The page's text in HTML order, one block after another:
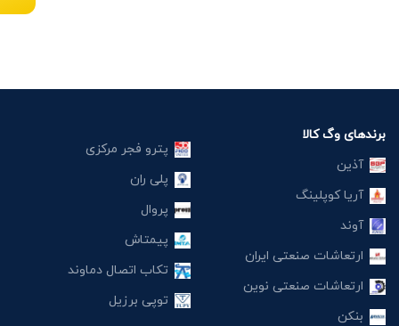
برندهای وگ کالا
آذین
آریا کوپلینگ
آوند
ارتعاشات صنعتی ایران
ارتعاشات صنعتی نوین
بنکن
پترو فجر مرکزی
پلی ران
پروال
پیمتاش
تکاب اتصال دماوند
توپی برزیل